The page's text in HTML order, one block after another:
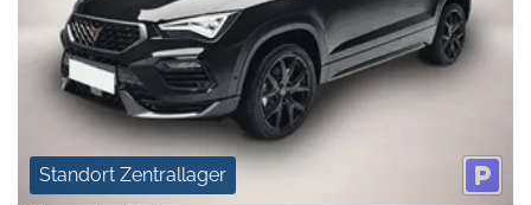
Standort Zentrallager